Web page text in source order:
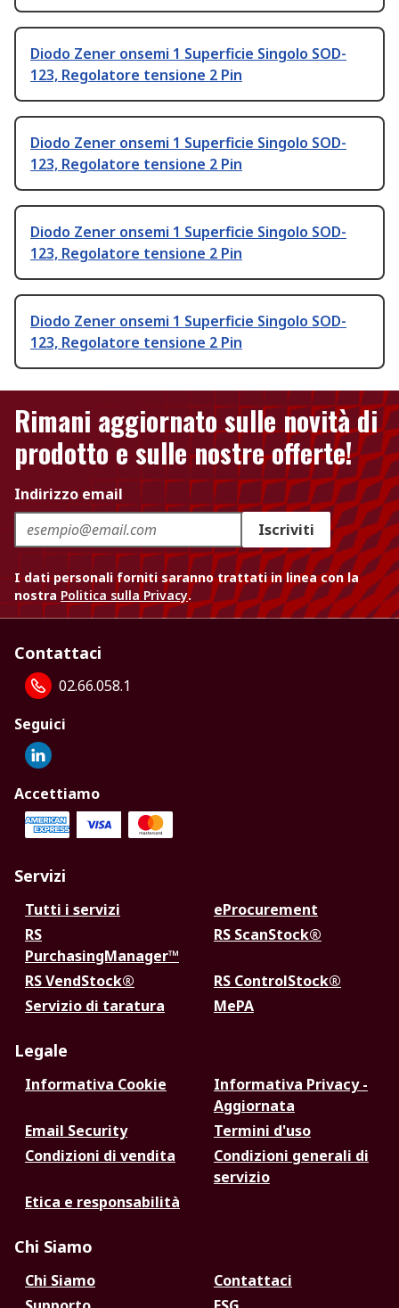
Diodo Zener onsemi 1 Superficie Singolo SOD-
123, Regolatore tensione 2 Pin
Diodo Zener onsemi 1 Superficie Singolo SOD-
123, Regolatore tensione 2 Pin
Diodo Zener onsemi 1 Superficie Singolo SOD-
123, Regolatore tensione 2 Pin
Diodo Zener onsemi 1 Superficie Singolo SOD-
123, Regolatore tensione 2 Pin
Rimani aggiornato sulle novità di
prodotto e sulle nostre offerte!
Indirizzo email
Iscriviti
I dati personali forniti saranno trattati in linea con la
nostra Politica sulla Privacy.
Contattaci
02.66.058.1
Seguici
Accettiamo
Servizi
Tutti i servizi
eProcurement
RS
PurchasingManager™
RS ScanStock®
RS VendStock®
RS ControlStock®
Servizio di taratura
MePA
Legale
Informativa Cookie
Informativa Privacy -
Aggiornata
Email Security
Termini d'uso
Condizioni di vendita
Condizioni generali di
servizio
Etica e responsabilità
Chi Siamo
Chi Siamo
Contattaci